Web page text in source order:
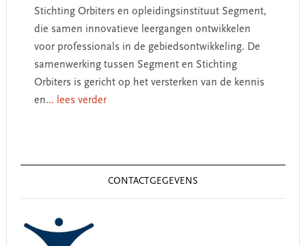
Stichting Orbiters en opleidingsinstituut Segment,
die samen innovatieve leergangen ontwikkelen
voor professionals in de gebiedsontwikkeling. De
samenwerking tussen Segment en Stichting
Orbiters is gericht op het versterken van de kennis
en... lees verder
CONTACTGEGEVENS